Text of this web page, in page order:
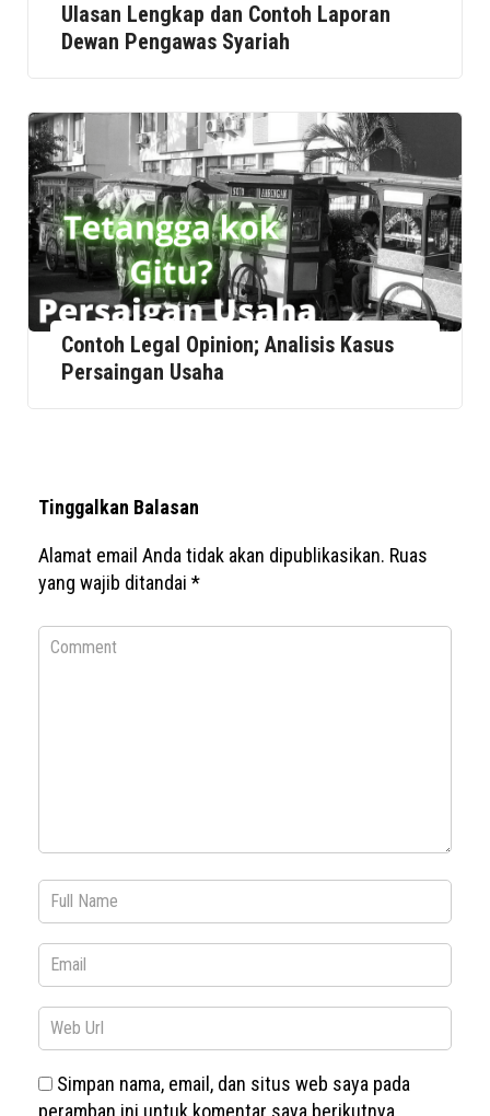
Ulasan Lengkap dan Contoh Laporan
Dewan Pengawas Syariah
Contoh Legal Opinion; Analisis Kasus
Persaingan Usaha
Tinggalkan Balasan
Alamat email Anda tidak akan dipublikasikan. Ruas
yang wajib ditandai *
Simpan nama, email, dan situs web saya pada